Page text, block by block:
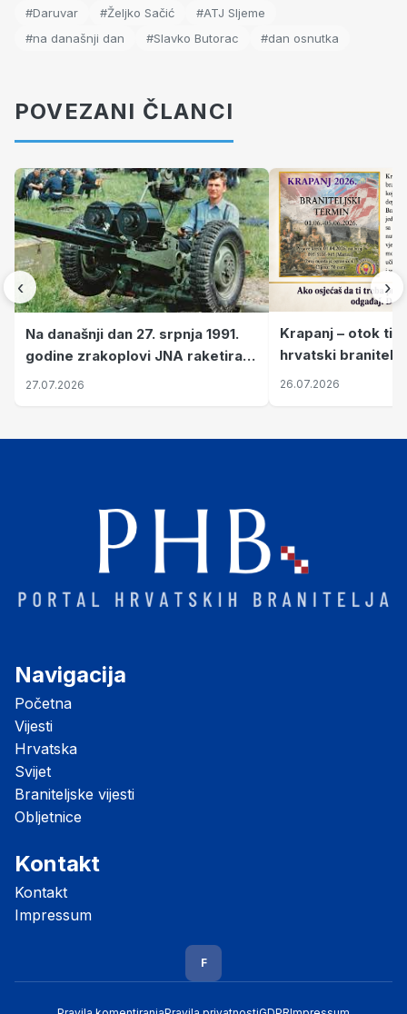
#Daruvar
#Željko Sačić
#ATJ Sljeme
#na današnji dan
#Slavko Butorac #dan osnutka
POVEZANI ČLANCI
‹
Na današnji dan 27. srpnja 1991.
godine zrakoplovi JNA raketirali
su vojarnu i obučni centar "Nikola
27.07.2026
Krapanj – otok
hrvatski branitelji
pronalaze mir
26.07.2026
›
Navigacija
Početna
Vijesti
Hrvatska
Svijet
Braniteljske vijesti
Obljetnice
Kontakt
Kontakt
Impressum
F